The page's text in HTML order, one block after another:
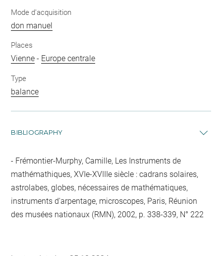
Mode d'acquisition
don manuel
Places
Vienne - Europe centrale
Type
balance
BIBLIOGRAPHY
Frémontier-Murphy, Camille, Les Instruments de
mathémathiques, XVIe-XVIIIe siècle : cadrans solaires,
astrolabes, globes, nécessaires de mathématiques,
instruments d'arpentage, microscopes, Paris, Réunion
des musées nationaux (RMN), 2002, p. 338-339, N° 222